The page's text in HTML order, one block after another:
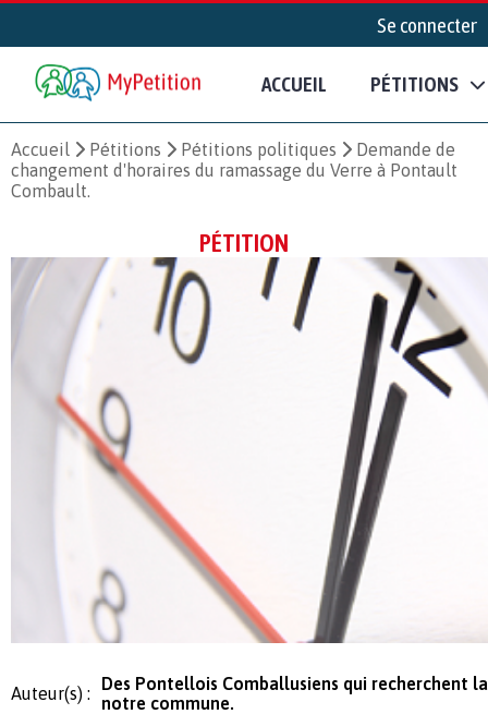
Se connecter
ACCUEIL PÉTITIONS
Accueil Pétitions Pétitions politiques
Demande de
changement d'horaires du ramassage du Verre à Pontault
Combault.
PÉTITION
Auteur(s) :
Des Pontellois Comballusiens qui recherchent
notre commune.